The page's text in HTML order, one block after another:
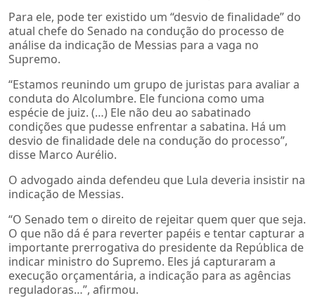
Para ele, pode ter existido um “desvio de finalidade” do
atual chefe do Senado na condução do processo de
análise da indicação de Messias para a vaga no
Supremo.
“Estamos reunindo um grupo de juristas para avaliar a
conduta do Alcolumbre. Ele funciona como uma
espécie de juiz. (…) Ele não deu ao sabatinado
condições que pudesse enfrentar a sabatina. Há um
desvio de finalidade dele na condução do processo”,
disse Marco Aurélio.
O advogado ainda defendeu que Lula deveria insistir na
indicação de Messias.
“O Senado tem o direito de rejeitar quem quer que seja.
O que não dá é para reverter papéis e tentar capturar a
importante prerrogativa do presidente da República de
indicar ministro do Supremo. Eles já capturaram a
execução orçamentária, a indicação para as agências
reguladoras…”, afirmou.